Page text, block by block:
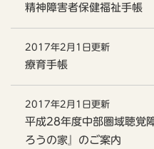
精神障害者保健福祉手帳
2017年2月1日更新
療育手帳
2017年2月1日更新
平成28年度中部圏域聴覚
ろうの家』のご案内